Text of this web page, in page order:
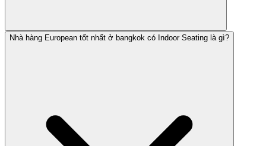
Nhà hàng European tốt nhất ở bangkok có Indoor Seating là gì?